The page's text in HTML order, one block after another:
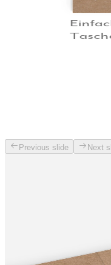
Previous slide Next